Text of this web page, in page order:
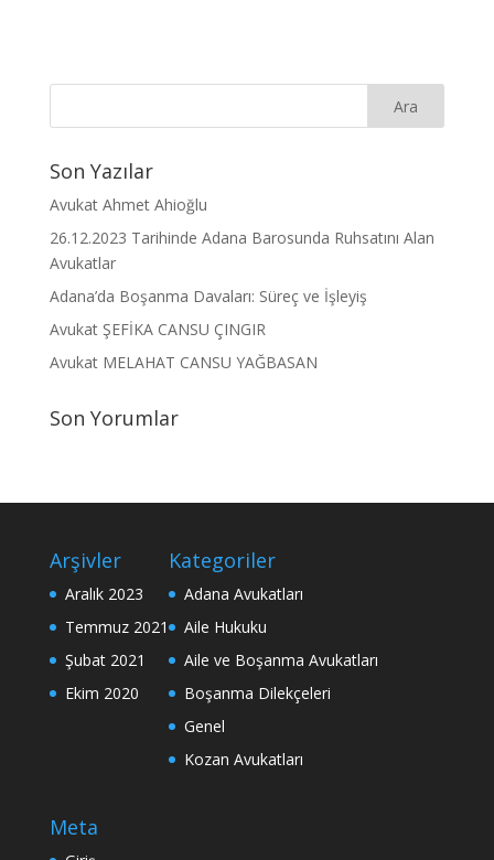
Son Yazılar
Avukat Ahmet Ahioğlu
26.12.2023 Tarihinde Adana Barosunda Ruhsatını Alan
Avukatlar
Adana’da Boşanma Davaları: Süreç ve İşleyiş
Avukat ŞEFİKA CANSU ÇINGIR
Avukat MELAHAT CANSU YAĞBASAN
Son Yorumlar
Arşivler
Aralık 2023
Temmuz 2021
Şubat 2021
Ekim 2020
Kategoriler
Adana Avukatları
Aile Hukuku
Aile ve Boşanma Avukatları
Boşanma Dilekçeleri
Genel
Kozan Avukatları
Meta